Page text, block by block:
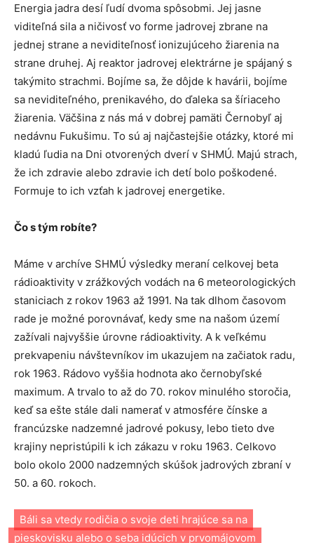
Energia jadra desí ľudí dvoma spôsobmi. Jej jasne
viditeľná sila a ničivosť vo forme jadrovej zbrane na
jednej strane a neviditeľnosť ionizujúceho žiarenia na
strane druhej. Aj reaktor jadrovej elektrárne je spájaný s
takýmito strachmi. Bojíme sa, že dôjde k havárii, bojíme
sa neviditeľného, prenikavého, do ďaleka sa šíriaceho
žiarenia. Väčšina z nás má v dobrej pamäti Černobyľ aj
nedávnu Fukušimu. To sú aj najčastejšie otázky, ktoré mi
kladú ľudia na Dni otvorených dverí v SHMÚ. Majú strach,
že ich zdravie alebo zdravie ich detí bolo poškodené.
Formuje to ich vzťah k jadrovej energetike.
Čo s tým robíte?
Máme v archíve SHMÚ výsledky meraní celkovej beta
rádioaktivity v zrážkových vodách na 6 meteorologických
staniciach z rokov 1963 až 1991. Na tak dlhom časovom
rade je možné porovnávať, kedy sme na našom území
zažívali najvyššie úrovne rádioaktivity. A k veľkému
prekvapeniu návštevníkov im ukazujem na začiatok radu,
rok 1963. Rádovo vyššia hodnota ako černobyľské
maximum. A trvalo to až do 70. rokov minulého storočia,
keď sa ešte stále dali namerať v atmosfére čínske a
francúzske nadzemné jadrové pokusy, lebo tieto dve
krajiny nepristúpili k ich zákazu v roku 1963. Celkovo
bolo okolo 2000 nadzemných skúšok jadrových zbraní v
50. a 60. rokoch.
Báli sa vtedy rodičia o svoje deti hrajúce sa na
pieskovisku alebo o seba idúcich v prvomájovom